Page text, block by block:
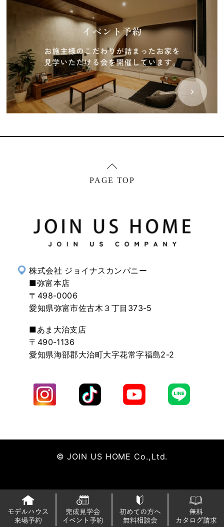
株式会社 ジョイナスカンパニー
■弥富本店
〒498-0006
愛知県弥富市佐古木３丁目373-5
■あま大治支店
〒490-1136
愛知県海部郡大治町大字花常字福島2-2
© JOIN US HOME Co.,Ltd.